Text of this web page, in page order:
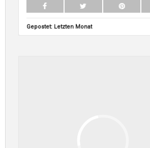
Gepostet: Letzten Monat